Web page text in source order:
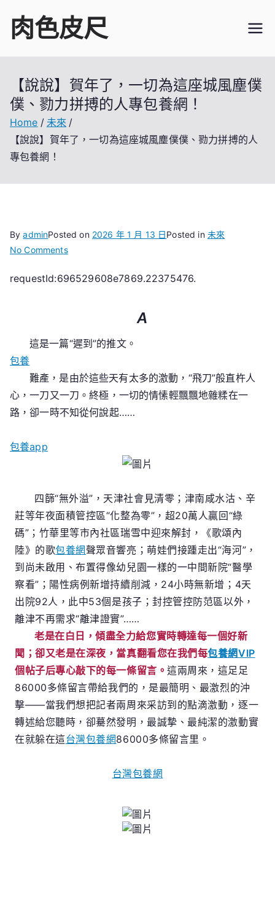
content
肉色皮尺
【說說】賀年了，一切為這座城風塵僕
僕、勠力拼搏的人專包養網！
Home
未來
【說說】賀年了，一切為這座城風塵僕僕、勠力拼搏的人
專包養網！
ByadminPosted on 2026 年 1 月 13 日Posted in 未來
No Commentson
說】
一
為
座
城
勠
力
拼
搏
的
人
專
包
養
網！
requestId:696529608e7869.22375476.
A
這是一篇“遲到”的推文。
包養
難產，是由於這些天有太多的激動，“飛刀”般直杵人
心，一刀又一刀。終極，一切的情愫輕飄飄地雜糅在一
路，卻一時不知從何說起……
包養app
四篩“無外溢”，天津社會見清零； 津南咸水沽、辛
莊等年夜面積管控區“化整為零”，超20萬人贏回“綠
碼”； 竹華里等市內社區瑞雪中迎來解封，《歌頌內
陸》的歌包養網 聲眾音響亮； 萌娃們接踵走出“海河”，
到尚未啟用、布置得像幼兒園一樣的一中間新院“醫學
察看”； 陽性病例新增持續削減，24小時無新增； 4天
出院92人，此中53個是孩子；封控管控防范區以外，
離津不再需求“離津證實”……
老是在白日，傾盡全力給您實時轉達每一個好新
聞；卻又老是在深夜，當真翻看您在我們每包養網VIP
個帖子后專心敲下的每一條留言。這兩周來，這足足
86000多條留言帶給我們的，是最簡明、最激烈的沖
擊——當我們想把記者兩周來采訪到的點滴激動，逐一
轉述給您聽時，卻驀然發明，最誠摯、最純潔的激動實
在就躲在這台灣包養網86000多條留言里。
台灣包養網